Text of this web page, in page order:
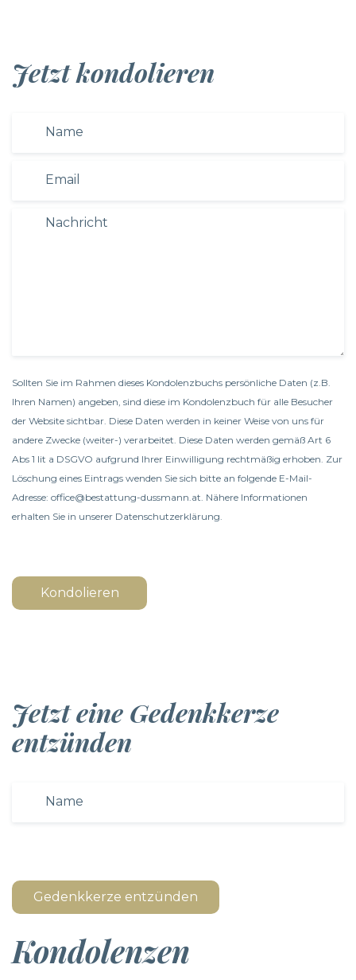
Jetzt kondolieren
Sollten Sie im Rahmen dieses Kondolenzbuchs persönliche Daten (z.B.
Ihren Namen) angeben, sind diese im Kondolenzbuch für alle Besucher
der Website sichtbar. Diese Daten werden in keiner Weise von uns für
andere Zwecke (weiter-) verarbeitet. Diese Daten werden gemäß Art 6
Abs 1 lit a DSGVO aufgrund Ihrer Einwilligung rechtmäßig erhoben. Zur
Löschung eines Eintrags wenden Sie sich bitte an folgende E-Mail-
Adresse: office@bestattung-dussmann.at. Nähere Informationen
erhalten Sie in unserer Datenschutzerklärung.
Kondolieren
Jetzt eine Gedenkkerze
entzünden
Gedenkkerze entzünden
Kondolenzen